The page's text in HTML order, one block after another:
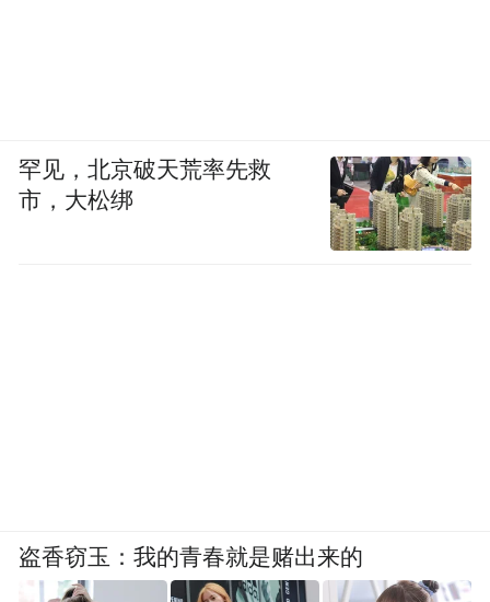
罕见，北京破天荒率先救
市，大松绑
盗香窃玉：我的青春就是赌出来的